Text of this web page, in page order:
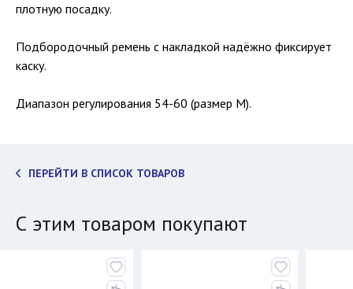
плотную посадку.
Подбородочный ремень с накладкой надёжно фиксирует
каску.
Диапазон регулирования 54-60 (размер М).
ПЕРЕЙТИ В СПИСОК ТОВАРОВ
С этим товаром покупают